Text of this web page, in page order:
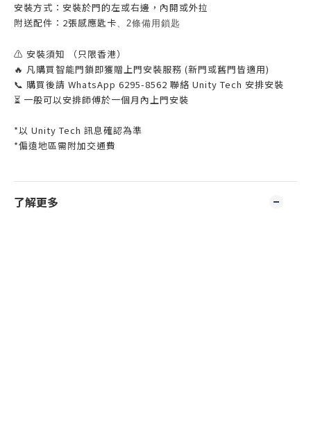
安裝方式：安裝於門的左或右邊，內開或外拉
附送配件：2張感應匙卡、2條備用鎖匙
⚠ 安裝須知 （只限香港）
🔥 凡購買智能門鎖即獲贈上門安裝服務 (新門或舊門皆適用)
📞 購買後請 WhatsApp 6295-8562 聯絡 Unity Tech 安排安裝
⏳ 一般可以安排師傅於一個月內上門安裝
*以 Unity Tech 訊息確認為準
*偏遠地區需附加交通費
了解更多